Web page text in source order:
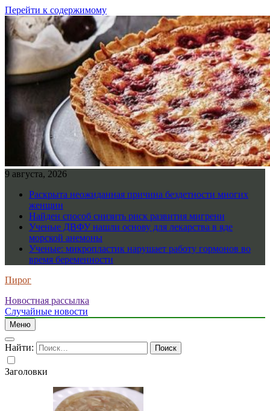
Перейти к содержимому
9 августа, 2026
Раскрыта неожиданная причина бездетности многих
женщин
Найден способ снизить риск развития мигрени
Ученые ДВФУ нашли основу для лекарства в яде
морской анемоны
Ученые: микропластик нарушает работу гормонов во
время беременности
Пирог
Новостная рассылка
Случайные новости
Меню
Найти:
Заголовки